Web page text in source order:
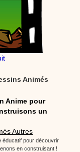
Animés
Anime pour
un
Autres
éducatif pour découvrir
en construisant !